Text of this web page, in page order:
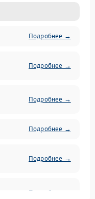
Подробнее →
Подробнее →
Подробнее →
Подробнее →
Подробнее →
Подробнее →